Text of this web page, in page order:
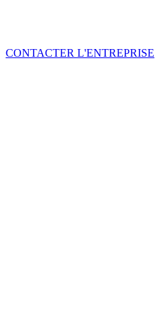
CONTACTER L'ENTREPRISE